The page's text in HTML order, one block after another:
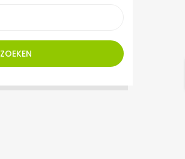
ZOEKEN